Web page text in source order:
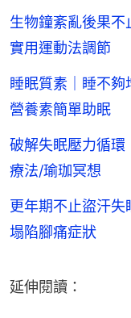
生物鐘紊亂後果
實用運動法調節
睡眠質素｜睡不
營養素簡單助眠
破解失眠壓力循
療法/瑜珈冥想
更年期不止盜汗
塌陷腳痛症狀
延伸閱讀：